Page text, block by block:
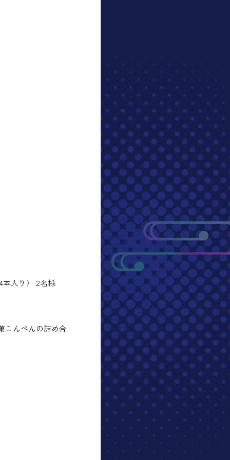
入り） 2名様
こんぺんの詰め合